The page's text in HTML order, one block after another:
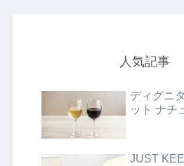
人気記事
ディグニ
ット ナチ
JUST